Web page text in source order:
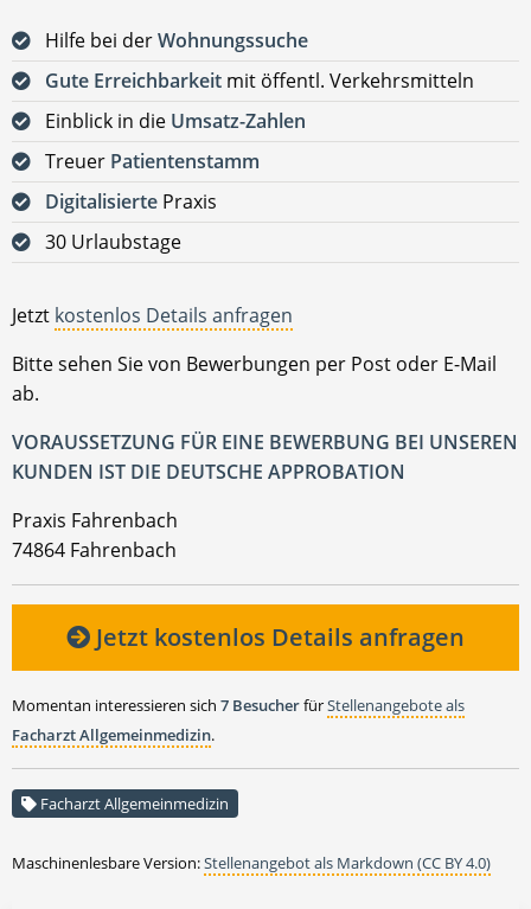
Hilfe bei derWohnungssuche
Gute Erreichbarkeit mit öffentl. Verkehrsmitteln
Einblick in die Umsatz-Zahlen
Treuer Patientenstamm
Digitalisierte Praxis
30 Urlaubstage
Jetzt kostenlos Details anfragen
Bitte sehen Sie von Bewerbungen per Post oder E-Mail
ab.
VORAUSSETZUNG FÜR EINE BEWERBUNG BEI UNSEREN
KUNDEN IST DIE DEUTSCHE APPROBATION
Praxis Fahrenbach
74864 Fahrenbach
Jetzt kostenlos Details anfragen
Momentan interessieren sich 7 BesucherfürStellenangebote als
Facharzt Allgemeinmedizin.
Facharzt Allgemeinmedizin
Maschinenlesbare Version:Stellenangebot als Markdown (CC BY 4.0)